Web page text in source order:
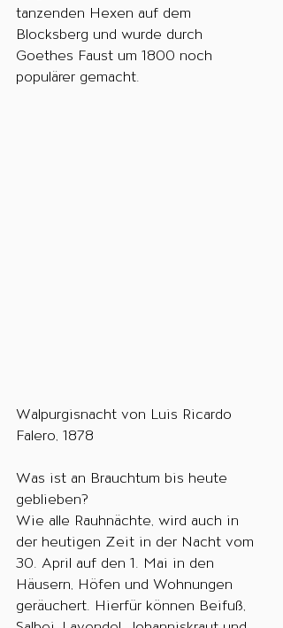
tanzenden Hexen auf dem
Blocksberg und wurde durch
Goethes Faust um 1800 noch
populärer gemacht.
Walpurgisnacht von Luis Ricardo
Falero, 1878
Was ist an Brauchtum bis heute
geblieben?
Wie alle Rauhnächte, wird auch in
der heutigen Zeit in der Nacht vom
30. April auf den 1. Mai in den
Häusern, Höfen und Wohnungen
geräuchert. Hierfür können Beifuß,